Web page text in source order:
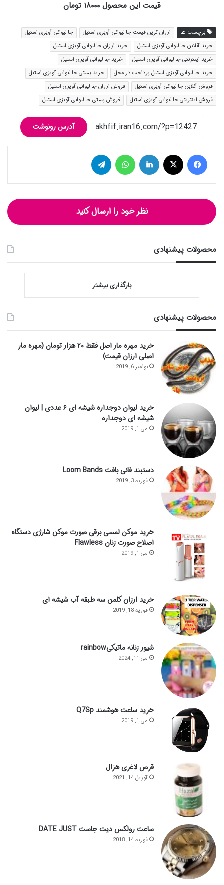
قیمت این محصول ۱۸۰۰۰ تومان
برچسب ها ارزان ترین قیمت جا لیوانی آویزی استیل
جا لیوانی آویزی استیل
خرید آنلاین جا لیوانی آویزی استیل
خرید ارزان جا لیوانی آویزی استیل
خرید اینترنتی جا لیوانی آویزی استیل
خرید جا لیوانی آویزی استیل
خرید جا لیوانی آویزی استیل پرداخت در محل
خرید پستی جا لیوانی آویزی استیل
فروش آنلاین جا لیوانی آویزی استیل
فروش ارزان جا لیوانی آویزی استیل
فروش اینترنتی جا لیوانی آویزی استیل
فروش پستی جا لیوانی آویزی استیل
آدرس رونوشت
فیس بوک لینکدین
نظر خود را ارسال کنید
محصولات پیشنهادی
بارگذاری بیشتر
محصولات پیشنهادی
خرید مهره مار اصل فقط ۲۰ هزار تومان (مهره مار
اصلی ارزان قیمت)
نوامبر 6, 2019
خرید لیوان دوجداره شیشه ای ۶ عددی | لیوان
شیشه ای دوجداره
می 1, 2019
دستبند فانی بافت Loom Bands
فوریه 3, 2019
خرید موکن لمسی برقی صورت موکن شارژی دستگاه
اصلاح صورت زنان Flawless
می 1, 2019
خرید ارزان کلمن سه طبقه آب شیشه ای
فوریه 18, 2019
شیور زنانه ماتیکیrainbow
می 11, 2024
خرید ساعت هوشمند Q7Sp
می 1, 2019
قرص لاغری هزال
آوریل 14, 2021
ساعت رولکس دیت جاست DATE JUST
فوریه 14, 2018